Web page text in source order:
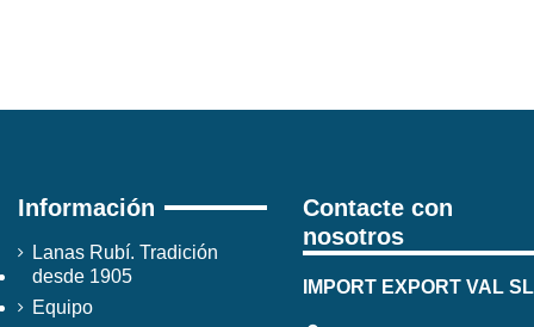
Información
Lanas Rubí. Tradición
desde 1905
Equipo
Contacte con
nosotros
IMPORT EXPORT VAL SL